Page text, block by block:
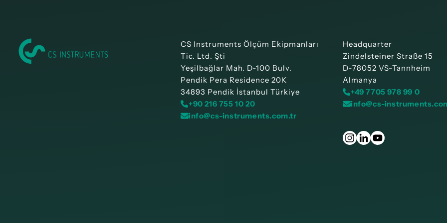
CS Instruments Ölçüm Ekipmanları
Tic. Ltd. Şti
Yeşilbağlar Mah. D-100 Bulv.
Pendik Pera Residence 20K
34893 Pendik İstanbul Türkiye
+90 216 755 10 20
info@cs-instruments.com.tr
Headquarter
Zindelsteiner Straße 15
D-78052 VS-Tannheim
Almanya
+49 7705 978 99 0
info@cs-